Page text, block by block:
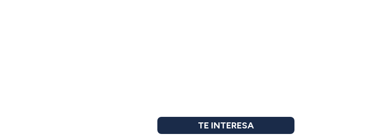
TE INTERESA